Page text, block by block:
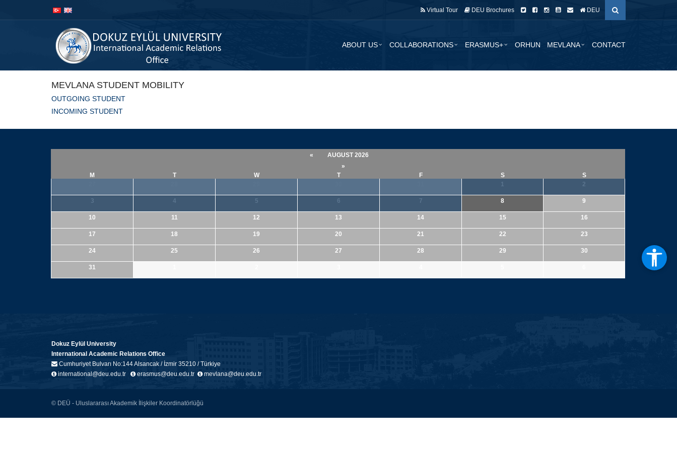
Virtual Tour DEU Brochures DEU
ABOUT US COLLABORATIONS ERASMUS+ ORHUN MEVLANA CONTACT
MEVLANA STUDENT MOBILITY
OUTGOING STUDENT
INCOMING STUDENT
«
AUGUST 2026
»
M
T W T F S
S
1 2
3 4 5 6 7 8 9
10 11 12 13 14 15 16
17 18 19 20 21 22 23
24 25 26 27 28 29 30
31
Dokuz Eylül University
International Academic Relations Office
Cumhuriyet Bulvarı No:144 Alsancak / İzmir 35210 / Türkiye
international@deu.edu.tr
erasmus@deu.edu.tr mevlana@deu.edu.tr
© DEÜ - Uluslararası Akademik İlişkiler Koordinatörlüğü